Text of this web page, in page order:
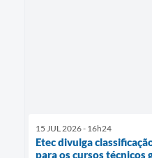
15 JUL 2026 - 16h24
Etec divulga
para os cursos técnicos